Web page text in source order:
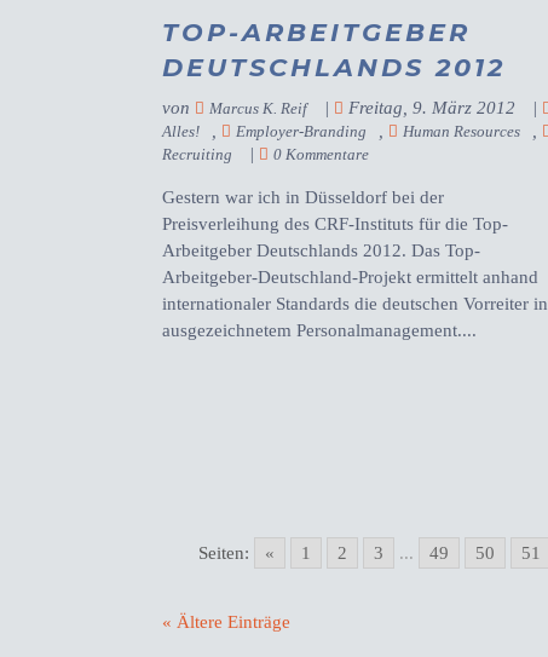
TOP-ARBEITGEBER
DEUTSCHLANDS 2012
von Marcus K. Reif | Freitag, 9. März 2012 |
Alles! Employer-Branding Human Resources
Recruiting | 0 Kommentare
Gestern war ich in Düsseldorf bei der
Preisverleihung des CRF-Instituts für die Top-
Arbeitgeber Deutschlands 2012. Das Top-
Arbeitgeber-Deutschland-Projekt ermittelt anhand
internationaler Standards die deutschen Vorreiter in
ausgezeichnetem Personalmanagement....
Seiten: « 1 2 3 ... 49 50 51
« Ältere Einträge